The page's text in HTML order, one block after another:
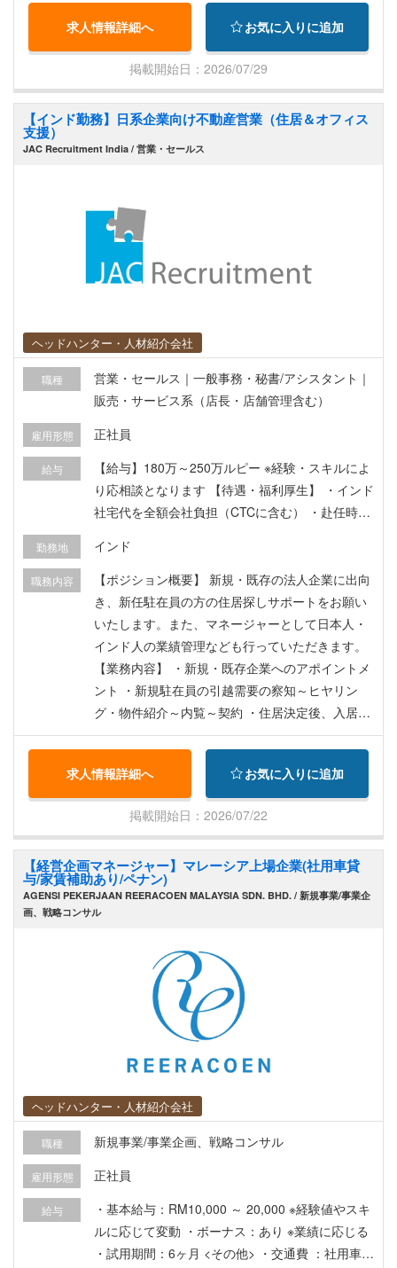
グ業務） ・サービス提案、商談参加 ・JV会社へ
の各種業務取り次ぎ 【本ポジションのおすすめポ
イント】 ・親会社は大手プライム会社で安定した
経営基盤がある ・再エネ、脱炭素ビジネスでの業
務経験を積むことが出来る ・福利厚生が充実して
いる ・勤務地はホーチミン市内の中心エリア（※
営業活動での出張はあり）
求人情報詳細へ お気に入りに追加
掲載開始日：2026/07/29
【インド勤務】日系企業向け不動産営業（住居＆オフィス
支援）
JAC Recruitment India / 営業・セールス
ヘッドハンター・人材紹介会社
職種
営業・セールス｜一般事務・秘書/アシスタント｜
販売・サービス系（店長・店舗管理含む）
雇用形態 正社員
給与
【給与】180万～250万ルピー ※経験・スキルによ
り応相談となります 【待遇・福利厚生】 ・インド
社宅代を全額会社負担（CTCに含む） ・赴任時航
会社負担 ・勤務1年以上の社員は、毎年一回、一
時帰国往復航空券代を全額支給 ・営業時の社用車
の使用並びに営業交通費全額会社負担
勤務地 インド
職務内容
【ポジション概要】 新規・既存の法人企業に出向
き、新任駐在員の方の住居探しサポートをお願い
いたします。また、マネージャーとして日本人・
インド人の業績管理なども行っていただきます。
【業務内容】 ・新規・既存企業へのアポイントメ
ント ・新規駐在員の引越需要の察知～ヒヤリン
グ・物件紹介～内覧～契約 ・住居決定後、入居前
～後のサポート※一般住居の仲介に慣れていただい
た後はオフィス仲介を担当いただく場合もござい
ます。
求人情報詳細へ お気に入りに追加
掲載開始日：2026/07/22
【経営企画マネージャー】マレーシア上場企業(社用車貸
与/家賃補助あり/ペナン)
AGENSI PEKERJAAN REERACOEN MALAYSIA SDN. BHD. / 新規事業/事業企
画、戦略コンサル
ヘッドハンター・人材紹介会社
職種 新規事業/事業企画、戦略コンサル
雇用形態 正社員
給与
・基本給与：RM10,000 ～ 20,000 ※経験値やスキ
ルに応じて変動 ・ボーナス：あり ※業績に応じる
・試用期間：6ヶ月 <その他> ・交通費 ：社用車貸